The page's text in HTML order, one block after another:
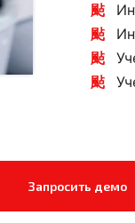
Запросить демо